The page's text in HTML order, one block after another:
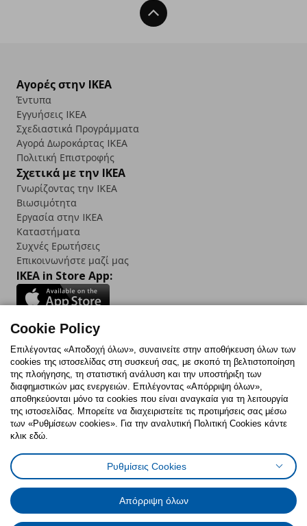
Back To Top
Αγορές στην IKEA
Έντυπα
Εγγυήσεις IKEA
Σχεδιαστικά Προγράμματα
Αγορά Δωρoκάρτας IKEA
Πολιτική Επιστροφής
Σχετικά με την IKEA
Γνωρίζοντας την IKEA
Βιωσιμότητα
Εργασία στην IKEA
Καταστήματα
Συχνές Ερωτήσεις
Επικοινωνήστε μαζί μας
IKEA in Store App:
Follow us:
FacebookInstagram
TikTokYoutubePinterestTwitter
Πολιτική CookiesΔήλωση ψηφιακής προσβασιμότητας
Ρυθμίσεις cookiesΌροι Χρήσης
Γενική Πολιτική Προσωπικών Δεδομένων
Πολιτική Προσωπικών Δεδομένων για ΙΚΕΑ.gr
Κώδικας Καταναλωτικής Δεοντολογίας
Cookie Policy
Επιλέγοντας «Αποδοχή όλων», συναινείτε στην αποθήκευση όλων των
cookies της ιστοσελίδας στη συσκευή σας, με σκοπό τη βελτιστοποίηση
της πλοήγησης, τη στατιστική ανάλυση και την υποστήριξη των
διαφημιστικών μας ενεργειών. Επιλέγοντας «Απόρριψη όλων»,
αποθηκεύονται μόνο τα cookies που είναι αναγκαία για τη λειτουργία
της ιστοσελίδας. Μπορείτε να διαχειριστείτε τις προτιμήσεις σας μέσω
των «Ρυθμίσεων cookies». Για την αναλυτική Πολιτική Cookies κάντε
κλικ εδώ.
Ρυθμίσεις Cookies
Απόρριψη όλων